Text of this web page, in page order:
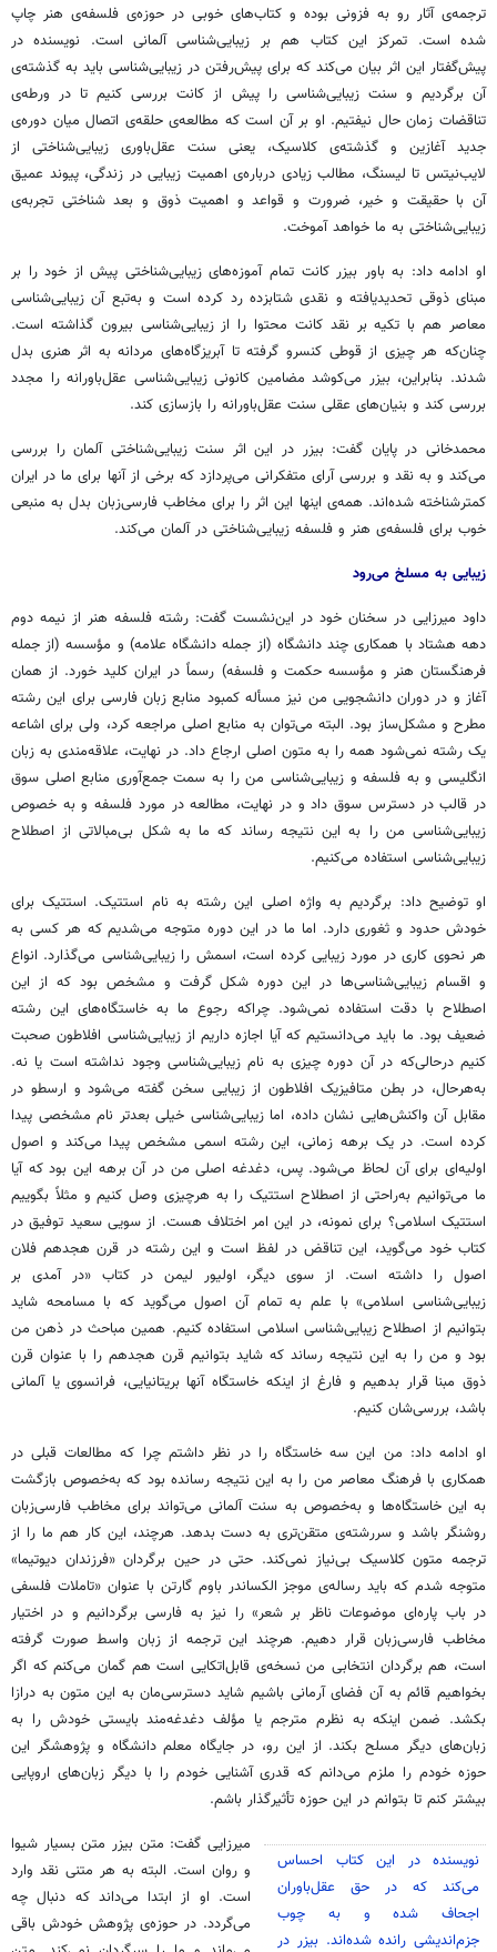
ترجمه‌ی آثار رو به فزونی بوده و کتاب‌های خوبی در حوزه‌ی فلسفه‌ی هنر چاپ
شده است. تمرکز این کتاب هم بر زیبایی‌شناسی آلمانی است. نویسنده در
پیش‌گفتار این اثر بیان می‌کند که برای پیش‌رفتن در زیبایی‌شناسی باید به گذشته‌ی
آن برگردیم و سنت زیبایی‌شناسی را پیش از کانت بررسی کنیم تا در ورطه‌ی
تناقضات زمان حال نیفتیم. او بر آن است که مطالعه‌ی حلقه‌ی اتصال میان دوره‌ی
جدید آغازین و گذشته‌ی کلاسیک، یعنی سنت عقل‌باوری زیبایی‌شناختی از
لایب‌نیتس تا لیسنگ، مطالب زیادی درباره‌ی اهمیت زیبایی در زندگی، پیوند عمیق
آن با حقیقت و خیر، ضرورت و قواعد و اهمیت ذوق و بعد شناختی تجربه‌ی
زیبایی‌شناختی به ما خواهد آموخت.
او ادامه داد: به باور بیزر کانت تمام آموزه‌های زیبایی‌شناختی پیش از خود را بر
مبنای ذوقی تحدیدیافتهو نقدی شتابزده رد کرده است و به‌تبع آن زیبایی‌شناسی
معاصر هم با تکیه بر نقد کانت محتوا را از زیبایی‌شناسی بیرون گذاشته است.
چنان‌که هر چیزی از قوطی کنسرو گرفته تا آبریزگاه‌های مردانه به اثر هنری بدل
شدند. بنابراین، بیزر می‌کوشد مضامین کانونی زیبایی‌شناسی عقل‌باورانهرا مجدد
بررسی کند و بنیان‌های عقلی سنت عقل‌باورانه را بازسازی کند.
محمدخانی در پایان گفت: بیزر در این اثر سنت زیبایی‌شناختی آلمان را بررسی
می‌کند و به نقد و بررسی آرای متفکرانی می‌پردازد که برخی از آنها برای ما در ایران
کمترشناخته شده‌اند. همه‌ی اینها این اثر را برای مخاطب فارسی‌زبان بدل به منبعی
خوب برای فلسفه‌ی هنر و فلسفه زیبایی‌شناختی در آلمان می‌کند.
زیبایی به مسلخ می‌رود
داود میرزایی در سخنان خود در این‌نشست گفت: رشته‌ فلسفه‌ هنر از نیمه‌ دوم
دهه‌ هشتاد با همکاری چند دانشگاه (از جمله دانشگاه علامه) و مؤسسه (از جمله
فرهنگستان هنر و مؤسسه‌ حکمت و فلسفه) رسماً در ایران کلید خورد. از همان
آغاز و در دوران دانشجویی من نیز مسأله‌ کمبود منابع زبان فارسی برای این رشته
مطرح و مشکل‌ساز بود. البته می‌توان به منابع اصلی مراجعه کرد، ولی برای اشاعه‌
یک رشته نمی‌شود همه را به متون اصلی ارجاع داد. در نهایت، علاقه‌مندی به زبان
انگلیسی و به فلسفه و زیبایی‌شناسی من را به سمت جمع‌آوری منابع اصلی سوق
در قالب در دسترس سوق داد و در نهایت، مطالعه در مورد فلسفه و به خصوص
زیبایی‌شناسی من را به این نتیجه رساند که ما به شکل بی‌مبالاتی از اصطلاح
زیبایی‌شناسی استفاده می‌کنیم.
او توضیح داد: برگردیم به واژه اصلی این رشته به نام استتیک. استتیک برای
خودش حدود و ثغوری دارد. اما ما در این دوره متوجه می‌شدیم که هر کسی به
هر نحوی کاری در مورد زیبایی کرده است، اسمش را زیبایی‌شناسی می‌گذارد. انواع
و اقسام زیبایی‌شناسی‌ها در این دوره شکل گرفت و مشخص بود که از این
اصطلاح با دقت استفاده نمی‌شود. چراکه رجوع ما به خاستگاه‌های این رشته
ضعیف بود. ما باید می‌دانستیم که آیا اجازه داریم از زیبایی‌شناسی افلاطون صحبت
کنیم درحالی‌که در آن دوره چیزی به نام زیبایی‌شناسی وجود نداشته است یا نه.
به‌هرحال، در بطن متافیزیک افلاطون از زیبایی سخن گفته می‌شود و ارسطو در
مقابل آن واکنش‌هایی نشان داده، اما زیبایی‌شناسی خیلی بعدتر نام مشخصی پیدا
کرده است. در یک برهه زمانی، این رشته اسمی مشخص پیدا می‌کند و اصول
اولیه‌ای برای آن لحاظ می‌شود. پس، دغدغه اصلی من در آن برهه این بود که آیا
ما می‌توانیم به‌راحتی از اصطلاح استتیکرا به هرچیزی وصل کنیم و مثلاً بگوییم
استتیک اسلامی؟ برای نمونه، در این امر اختلاف هست. از سویی سعید توفیق در
کتاب خود می‌گوید، این تناقض در لفظ است و این رشته در قرن هجدهم فلان
اصول را داشته است. از سوی دیگر، اولیور لیمن در کتاب «در آمدی بر
زیبایی‌شناسی اسلامی» با علم به تمام آن اصول می‌گوید که با مسامحه شاید
بتوانیم از اصطلاح زیبایی‌شناسی اسلامی استفاده کنیم. همین مباحث در ذهن من
بود و من را به این نتیجه رساند که شاید بتوانیم قرن هجدهم را با عنوان قرن
ذوق مبنا قرار بدهیم و فارغ از اینکه خاستگاه آنها بریتانیایی، فرانسوی یا آلمانی
باشد، بررسی‌شان کنیم.
او ادامه داد: من این سه خاستگاه را در نظر داشتم چرا که مطالعات قبلی در
همکاری با فرهنگ معاصر من را به این نتیجه رسانده بود که به‌خصوص بازگشت
به این خاستگاه‌ها و به‌خصوص به سنت آلمانی می‌تواند برای مخاطب فارسی‌زبان
روشنگر باشد و سررشته‌ی متقن‌تری به دست بدهد. هرچند، این کار هم ما را از
ترجمه متون کلاسیک بی‌نیاز نمی‌کند. حتی در حین برگردان «فرزندان دیوتیما»
متوجه شدم که باید رساله‌یموجز الکساندر باوم گارتن با عنوان «تاملات فلسفی
در باب پاره‌ای موضوعات ناظر بر شعر» را نیز به فارسی برگردانیم و در اختیار
مخاطب فارسی‌زبان قرار دهیم. هرچند این ترجمه از زبان واسط صورت گرفته
است، هم برگردان انتخابی من نسخه‌ی قابل‌اتکایی است هم گمان می‌کنم که اگر
بخواهیم قائم به آن فضای آرمانی باشیم شاید دسترسی‌مان به این متون به درازا
بکشد. ضمن اینکه به نظرم مترجم یا مؤلف دغدغه‌مند بایستی خودش را به
زبان‌های دیگر مسلح بکند. از این رو، در جایگاه معلم دانشگاه و پژوهشگر این
حوزه خودم را ملزم می‌دانم که قدری آشنایی خودم را با دیگر زبان‌های اروپایی
بیشتر کنم تا بتوانم در این حوزه تأثیرگذار باشم.
نویسنده در این کتاب احساس
می‌کند که در حق عقل‌باوران
اجحاف شده و به چوب
جزم‌اندیشی رانده شده‌اند. بیزر در
میرزایی گفت: متن بیزر متن بسیار شیوا
و روان است. البته به هر متنی نقد وارد
است. او از ابتدا می‌داند که دنبال چه
می‌گردد. در حوزه‌ی پژوهش خودش باقی